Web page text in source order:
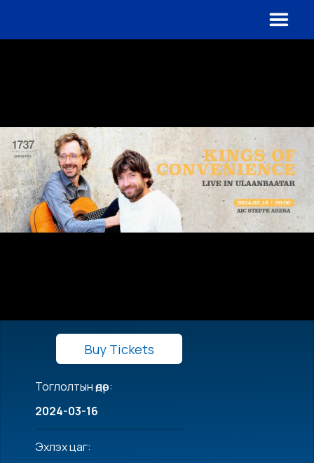
Buy Tickets
Тоглолтын өдөр:
2024-03-16
Эхлэх цаг: